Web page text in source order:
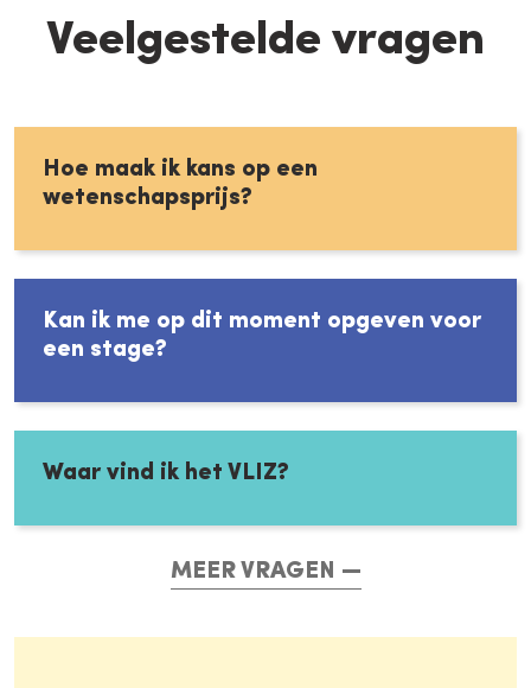
Veelgestelde vragen
Hoe maak ik kans op een
wetenschapsprijs?
Kan ik me op dit moment opgeven voor
een stage?
Waar vind ik het VLIZ?
MEER VRAGEN